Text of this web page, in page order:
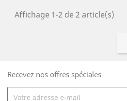
Affichage 1-2 de 2 article(s)
Recevez nos offres spéciales